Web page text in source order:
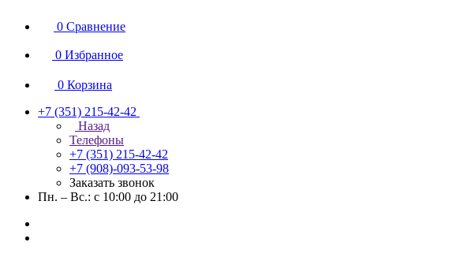
0 Сравнение
0 Избранное
0 Корзина
+7 (351) 215-42-42
Назад
Телефоны
+7 (351) 215-42-42
+7 (908)-093-53-98
Заказать звонок
Пн. – Вс.: с 10:00 до 21:00